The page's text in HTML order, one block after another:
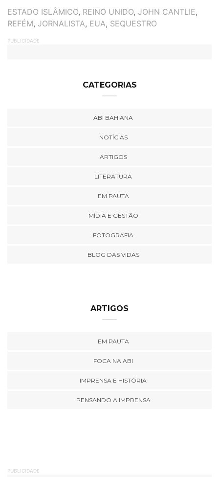
TAGS
ESTADO ISLÂMICO, REINO UNIDO, JOHN CANTLIE,
REFÉM, JORNALISTA, EUA, SEQUESTRO
PUBLICIDADE
CATEGORIAS
ABI BAHIANA
NOTÍCIAS
ARTIGOS
LITERATURA
EM PAUTA
MÍDIA E GESTÃO
FOTOGRAFIA
BLOG DAS VIDAS
ARTIGOS
EM PAUTA
FOCA NA ABI
IMPRENSA E HISTÓRIA
PENSANDO A IMPRENSA
PUBLICIDADE